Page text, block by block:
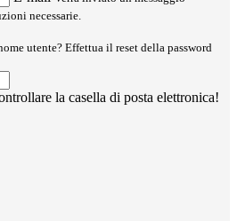
necessarie.
utente? Effettua il reset della password
la casella di posta elettronica!